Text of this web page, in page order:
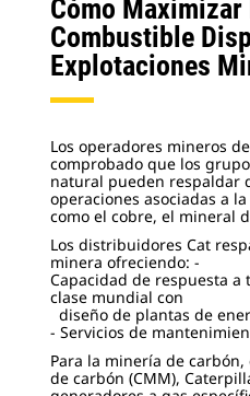
Cómo Maximizar
Combustible
Explotaciones
Los operadores mineros
comprobado que los
natural pueden respaldar
operaciones asociadas a
como el cobre, el mineral
Los distribuidores Cat
minera ofreciendo: -
Capacidad de respuesta
clase mundial con
diseño de plantas de
- Servicios de
Para la minería de
de carbón (CMM),